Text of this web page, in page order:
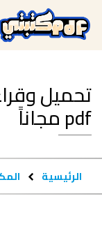
تحميل
pdf مجاناً
الرئيسية